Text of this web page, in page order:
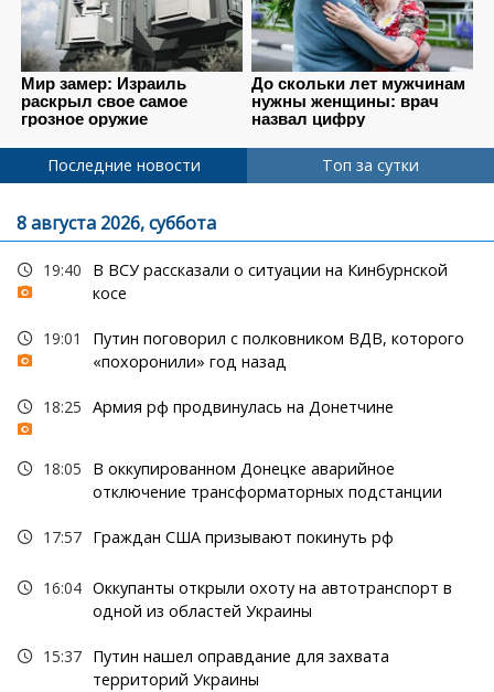
Последние новости Топ за сутки
8 августа 2026, суббота
19:40
В ВСУ рассказали о ситуации на Кинбурнской
косе
19:01
Путин поговорил с полковником ВДВ, которого
«похоронили» год назад
18:25 Армия рф продвинулась на Донетчине
18:05
В оккупированном Донецке аварийное
отключение трансформаторных подстанции
17:57 Граждан США призывают покинуть рф
16:04 Оккупанты открыли охоту на автотранспорт в
одной из областей Украины
15:37 Путин нашел оправдание для захвата
территорий Украины